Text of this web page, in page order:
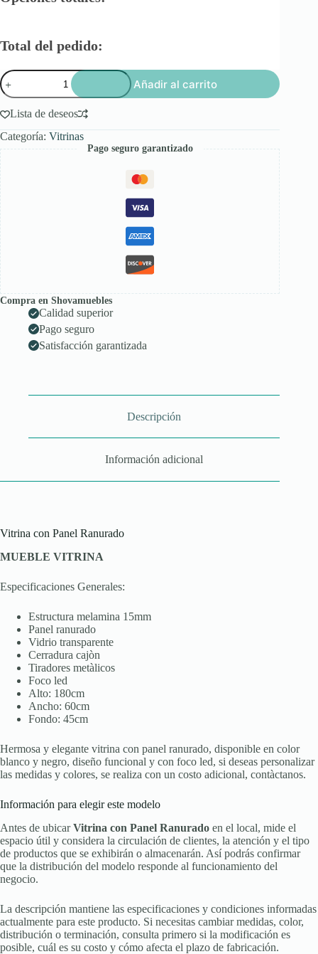
Total del pedido:
Vitrina
con
Panel
Ranurado
Añadir al carrito
Lista de deseos
Categoría: Vitrinas
Pago seguro garantizado
Compra en Shovamuebles
Calidad superior
Pago seguro
Satisfacción garantizada
Descripción
Información adicional
Vitrina con Panel Ranurado
MUEBLE VITRINA
Especificaciones Generales:
Estructura melamina 15mm
Panel ranurado
Vidrio transparente
Cerradura cajòn
Tiradores metàlicos
Foco led
Alto: 180cm
Ancho: 60cm
Fondo: 45cm
Hermosa y elegante vitrina con panel ranurado, disponible en color
blanco y negro, diseño funcional y con foco led, si deseas personalizar
las medidas y colores, se realiza con un costo adicional, contàctanos.
Información para elegir este modelo
Antes de ubicarVitrina con Panel Ranurado en el local, mide el
espacio útil y considera la circulación de clientes, la atención y el tipo
de productos que se exhibirán o almacenarán. Así podrás confirmar
que la distribución del modelo responde al funcionamiento del
negocio.
La descripción mantiene las especificaciones y condiciones informadas
actualmente para este producto. Si necesitas cambiar medidas, color,
distribución o terminación, consulta primero si la modificación es
posible, cuál es su costo y cómo afecta el plazo de fabricación.